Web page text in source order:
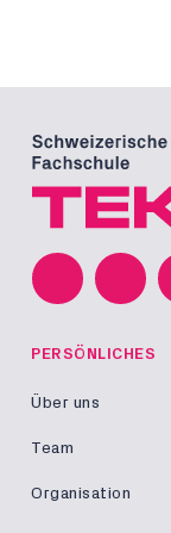
PERSÖNLICHES
Über uns
Team
Organisation